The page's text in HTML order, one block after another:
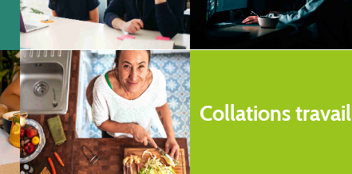
Collations travail